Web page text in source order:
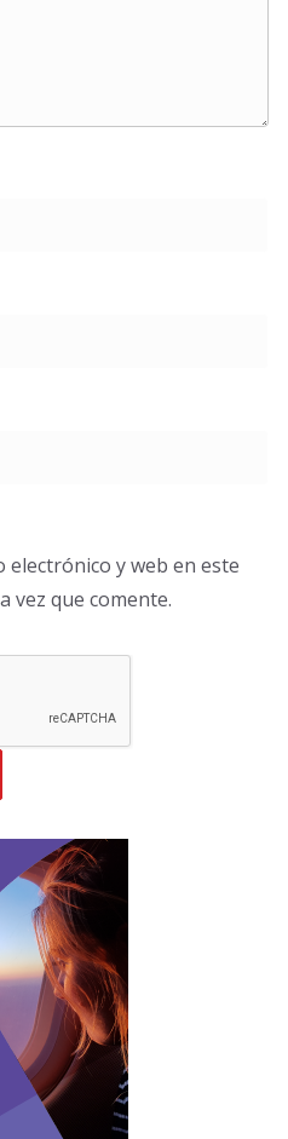
y web en este
vez que comente.